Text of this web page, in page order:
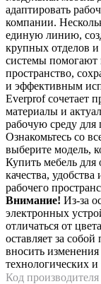
адаптировать
компании.
единую линию,
крупных отделов
системы помогают
пространство,
и эффективным
Everprof сочетает
материалы и
рабочую среду
Ознакомьтесь со
выберите модель,
Купить мебель
качества,
рабочего
Внимание! Из-за
электронных
отличаться от
оставляет за
вносить
технологических
Код производителя